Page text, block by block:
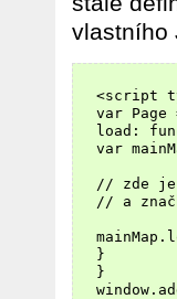
vlastního
<script
var Page
load:
var
// zde
// a
  }
  }